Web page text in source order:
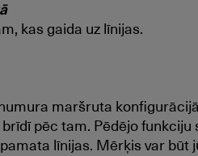
kas gaida uz līnijas.
maršruta
pēc tam. Pēdējo
līnijas. Mērķis var būt